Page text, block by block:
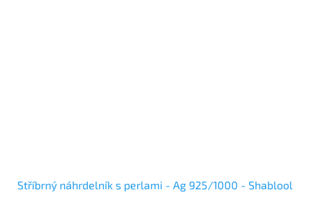
Stříbrný náhrdelník s perlami - Ag 925/1000 - Shablool